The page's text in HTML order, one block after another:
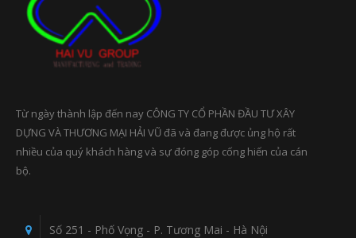
Từ ngày thành lập đến nay CÔNG TY CỔ PHẦN ĐẦU TƯ XÂY
DỰNG VÀ THƯƠNG MẠI HẢI VŨ đã và đang được ủng hộ rất
nhiều của quý khách hàng và sự đóng góp cống hiến của cán
bộ.
Số 251 - Phố Vọng - P. Tương Mai - Hà Nội